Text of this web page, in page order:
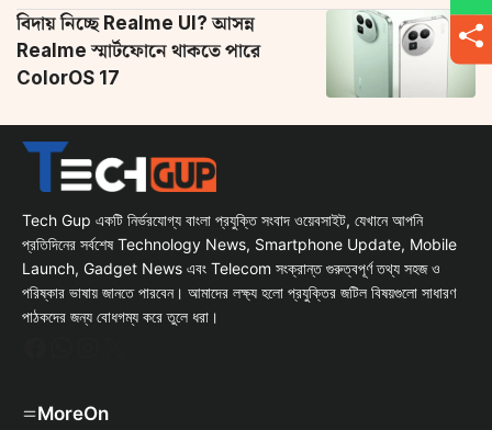
বিদায় নিচ্ছে Realme UI? আসন্ন
Realme স্মার্টফোনে থাকতে পারে
ColorOS 17
Tech Gup একটি নির্ভরযোগ্য বাংলা প্রযুক্তি সংবাদ ওয়েবসাইট, যেখানে আপনি
প্রতিদিনের সর্বশেষ Technology News, Smartphone Update, Mobile
Launch, Gadget News এবং Telecom সংক্রান্ত গুরুত্বপূর্ণ তথ্য সহজ ও
পরিষ্কার ভাষায় জানতে পারবেন। আমাদের লক্ষ্য হলো প্রযুক্তির জটিল বিষয়গুলো সাধারণ
পাঠকদের জন্য বোধগম্য করে তুলে ধরা।
MoreOn